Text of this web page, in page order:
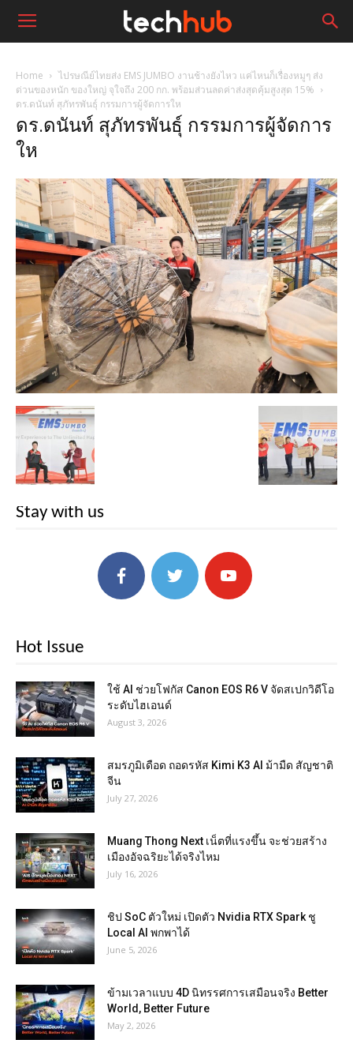
Home
ไปรษณีย์ไทยส่ง EMS JUMBO งานช้างยังไหว แค่ไหนก็เรื่องหมูๆ ส่ง
ด่วนของหนัก ของใหญ่ จุใจถึง 200 กก. พร้อมส่วนลดค่าส่งสุดคุ้มสูงสุด 15%
ดร.ดนันท์ สุภัทรพันธุ์ กรรมการผู้จัดการให
ดร.ดนันท์ สุภัทรพันธุ์ กรรมการผู้จัดการ
ให
Stay with us
Hot Issue
ใช้ AI ช่วยโฟกัส Canon EOS R6 V จัดสเปกวิดีโอ
ระดับไฮเอนด์
August 3, 2026
สมรภูมิเดือด ถอดรหัส Kimi K3 AI ม้ามืด สัญชาติ
จีน
July 27, 2026
Muang Thong Next เน็ตที่แรงขึ้น จะช่วยสร้าง
เมืองอัจฉริยะได้จริงไหม
July 16, 2026
ชิป SoC ตัวใหม่ เปิดตัว Nvidia RTX Spark ชู
Local AI พกพาได้
June 5, 2026
ข้ามเวลาแบบ 4D นิทรรศการเสมือนจริง Better
World, Better Future
May 2, 2026